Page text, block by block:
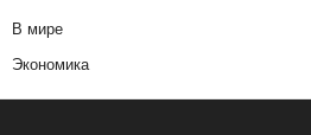
В мире
Экономика